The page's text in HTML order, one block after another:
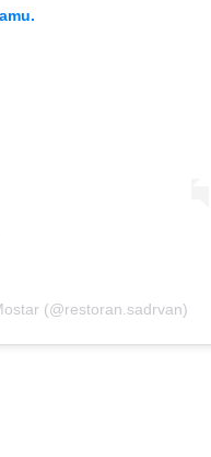
(@restoran.sadrvan)